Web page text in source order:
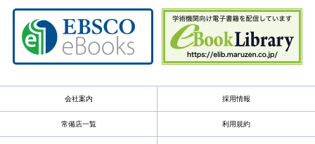
会社案内 採用情報
常備店一覧 利用規約